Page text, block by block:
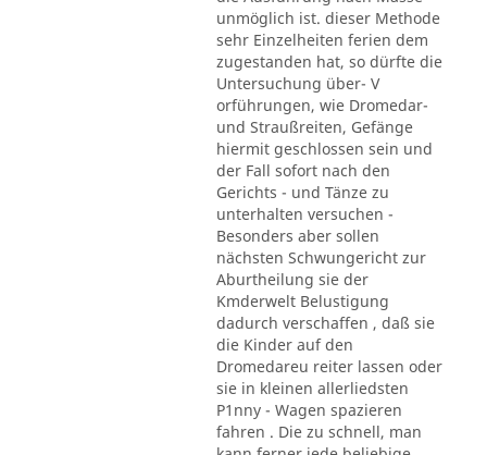
unmöglich ist. dieser Methode
sehr Einzelheiten ferien dem
zugestanden hat, so dürfte die
Untersuchung über- V
orführungen, wie Dromedar-
und Straußreiten, Gefänge
hiermit geschlossen sein und
der Fall sofort nach den
Gerichts - und Tänze zu
unterhalten versuchen -
Besonders aber sollen
nächsten Schwungericht zur
Aburtheilung sie der
Kmderwelt Belustigung
dadurch verschaffen , daß sie
die Kinder auf den
Dromedareu reiter lassen oder
sie in kleinen allerliedsten
P1nny - Wagen spazieren
fahren . Die zu schnell, man